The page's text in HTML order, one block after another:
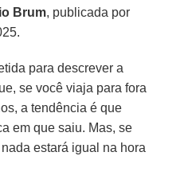
Brum, publicada por
para descrever a
se você viaja para fora
a tendência é que
em que saiu. Mas, se
estará igual na hora